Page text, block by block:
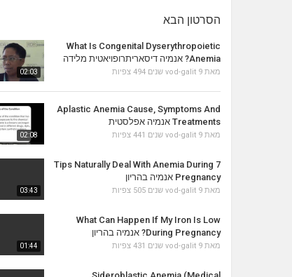
הסרטון הבא
02:03
What Is Congenital Dyserythropoietic
Anemia? אנמיה דיסאריתרופויאטית מלידה
מאת vod-galit 9 שנים 494 צפיות
02:08
Aplastic Anemia Cause, Symptoms And
Treatments אנמיה אפלסטית
מאת vod-galit 9 שנים 441 צפיות
03:43
7 Tips Naturally Deal With Anemia During
Pregnancy אנמיה בהריון
מאת vod-galit 9 שנים 505 צפיות
01:44
What Can Happen If My Iron Is Low
During Pregnancy? אנמיה בהריון
מאת vod-galit 9 שנים 431 צפיות